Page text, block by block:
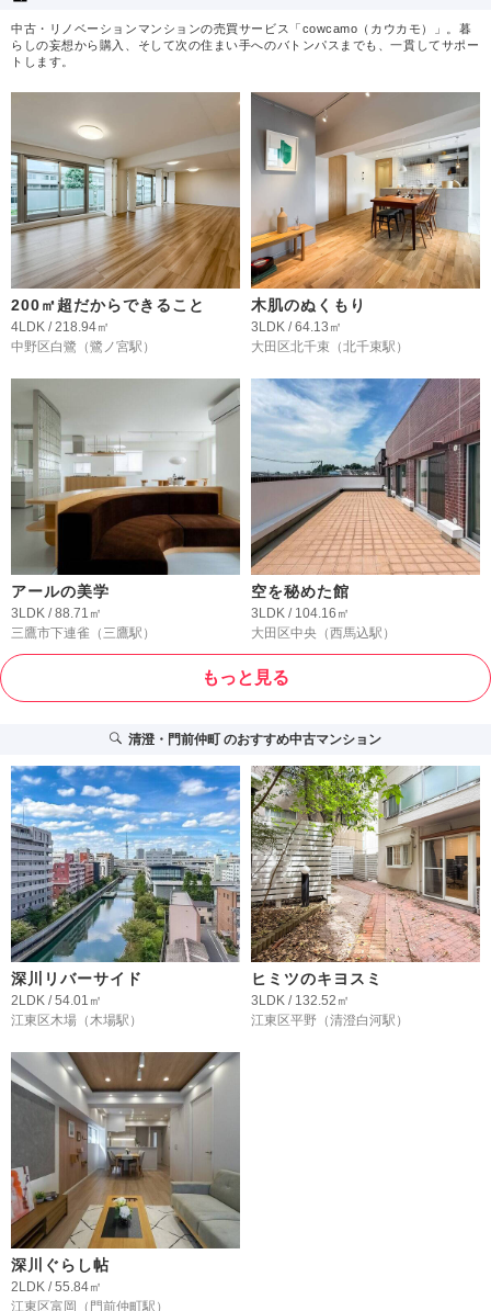
中古・リノベーションマンションの売買サービス「cowcamo（カウカモ）」。暮
らしの妄想から購入、そして次の住まい手へのバトンパスまでも、一貫してサポー
トします。
200㎡超だからできること
4LDK / 218.94㎡
中野区白鷺 （鷺ノ宮駅）
木肌のぬくもり
3LDK / 64.13㎡
大田区北千束 （北千束駅）
アールの美学
3LDK / 88.71㎡
三鷹市下連雀 （三鷹駅）
空を秘めた館
3LDK / 104.16㎡
大田区中央 （西馬込駅）
もっと見る
清澄・門前仲町のおすすめ中古マンション
深川リバーサイド
2LDK / 54.01㎡
江東区木場 （木場駅）
ヒミツのキヨスミ
3LDK / 132.52㎡
江東区平野 （清澄白河駅）
深川ぐらし帖
2LDK / 55.84㎡
江東区富岡
（門前仲町駅）